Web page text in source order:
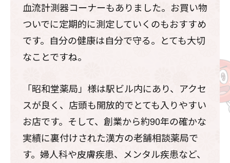
血流計測器コーナーもありました。お買い物
ついでに定期的に測定していくのもおすすめ
です。自分の健康は自分で守る。とても大切
なことですね。
「昭和堂薬局」様は駅ビル内にあり、アクセ
スが良く、店頭も開放的でとても入りやすい
お店です。そして、創業から約90年の確かな
実績に裏付けされた漢方の老舗相談薬局で
す。婦人科や皮膚疾患、メンタル疾患など、